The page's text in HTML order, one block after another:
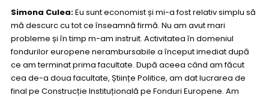
Simona Culea:Eu sunt economist și mi-a fost relativ simplu să
mă descurc cu tot ce înseamnă firmă. Nu am avut mari
probleme și în timp m-am instruit. Activitatea în domeniul
fondurilor europene nerambursabile a început imediat după
ce am terminat prima facultate. După aceea când am făcut
cea de-a doua facultate, Științe Politice, am dat lucrarea de
final pe Construcție Instituțională pe Fonduri Europene. Am